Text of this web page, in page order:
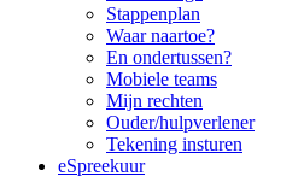
Stappenplan
Waar naartoe?
En ondertussen?
Mobiele teams
Mijn rechten
Ouder/hulpverlener
Tekening insturen
eSpreekuur